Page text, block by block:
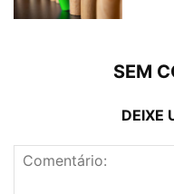
SEM
DEIXE